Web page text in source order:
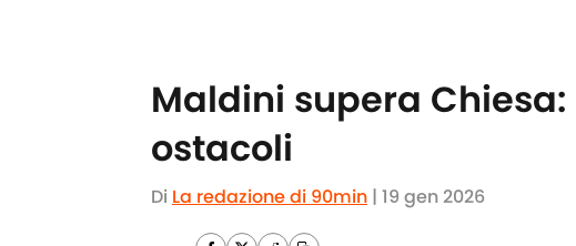
Maldini supera
ostacoli
Di La redazione di 90min | 19 gen 2026